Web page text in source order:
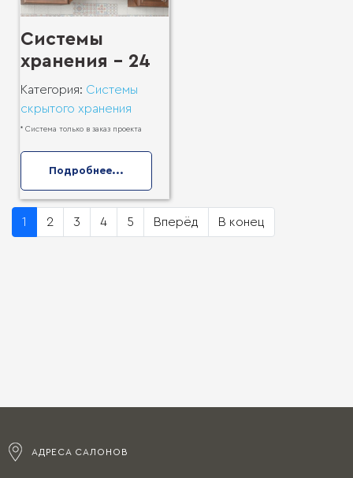
Системы
хранения - 24
Категория: Системы
скрытого хранения
* Система только в заказ проекта
Подробнее...
1 2 3 4 5 Вперёд В конец
АДРЕСА САЛОНОВ